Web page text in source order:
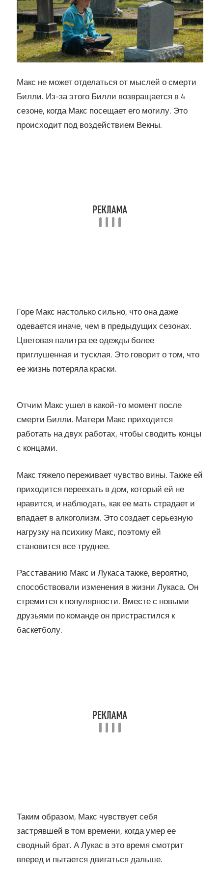
Макс не может отделаться от мыслей о смерти
Билли. Из-за этого Билли возвращается в 4
сезоне, когда Макс посещает его могилу. Это
происходит под воздействием Векны.
Горе Макс настолько сильно, что она даже
одевается иначе, чем в предыдущих сезонах.
Цветовая палитра ее одежды более
приглушенная и тусклая. Это говорит о том, что
ее жизнь потеряла краски.
Отчим Макс ушел в какой-то момент после
смерти Билли. Матери Макс приходится
работать на двух работах, чтобы сводить концы
с концами.
Макс тяжело переживает чувство вины. Также ей
приходится переехать в дом, который ей не
нравится, и наблюдать, как ее мать страдает и
впадает в алкоголизм. Это создает серьезную
нагрузку на психику Макс, поэтому ей
становится все труднее.
Расставанию Макс и Лукаса также, вероятно,
способствовали изменения в жизни Лукаса. Он
стремится к популярности. Вместе с новыми
друзьями по команде он пристрастился к
баскетболу.
Таким образом, Макс чувствует себя
застрявшей в том времени, когда умер ее
сводный брат. А Лукас в это время смотрит
вперед и пытается двигаться дальше.